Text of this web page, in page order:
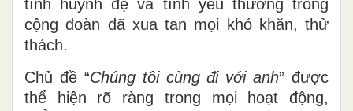
tình huynh đệ và tình yêu thương trong
cộng đoàn đã xua tan mọi khó khăn, thử
thách.
Chủ đề “Chúng tôi cùng đi với anh” được
thể hiện rõ ràng trong mọi hoạt động,